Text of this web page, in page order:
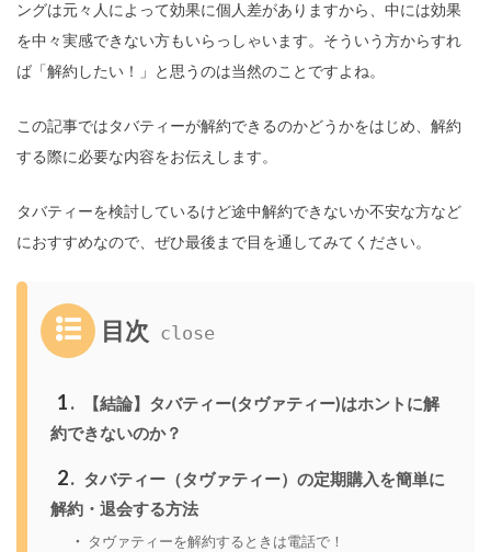
ングは元々人によって効果に個人差がありますから、中には効果
を中々実感できない方もいらっしゃいます。そういう方からすれ
ば「解約したい！」と思うのは当然のことですよね。
この記事ではタバティーが解約できるのかどうかをはじめ、解約
する際に必要な内容をお伝えします。
タバティーを検討しているけど途中解約できないか不安な方など
におすすめなので、ぜひ最後まで目を通してみてください。
目次
1
【結論】タバティー(タヴァティー)はホントに解
約できないのか？
2
タバティー（タヴァティー）の定期購入を簡単に
解約・退会する方法
タヴァティーを解約するときは電話で！